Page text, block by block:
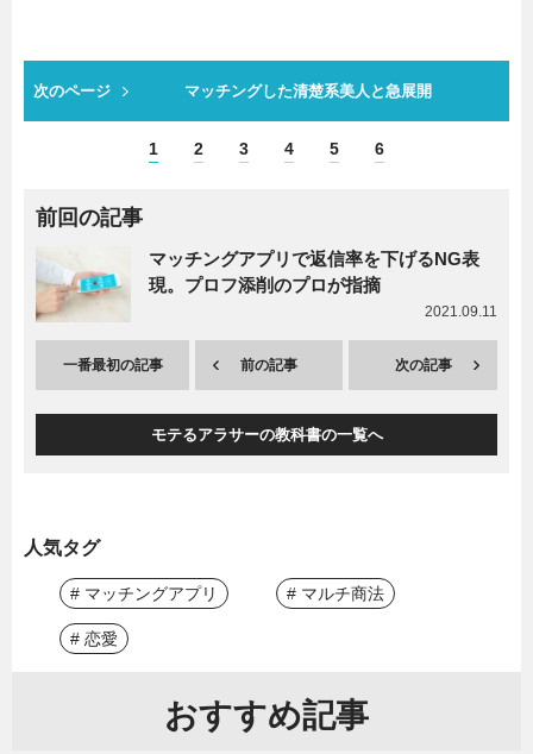
次のページ マッチングした清楚系美人と急展開
1 2 3 4 5 6
前回の記事
マッチングアプリで返信率を下げるNG表
現。プロフ添削のプロが指摘
2021.09.11
一番最初の記事 前の記事 次の記事
モテるアラサーの教科書の一覧へ
人気タグ
# マッチングアプリ # マルチ商法
# 恋愛
おすすめ記事